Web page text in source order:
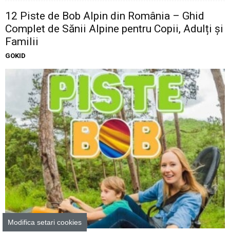
12 Piste de Bob Alpin din România – Ghid
Complet de Sănii Alpine pentru Copii, Adulți și
Familii
GOKID
Excursii şi Ieşiri cu Copilul
Modifica setari cookies